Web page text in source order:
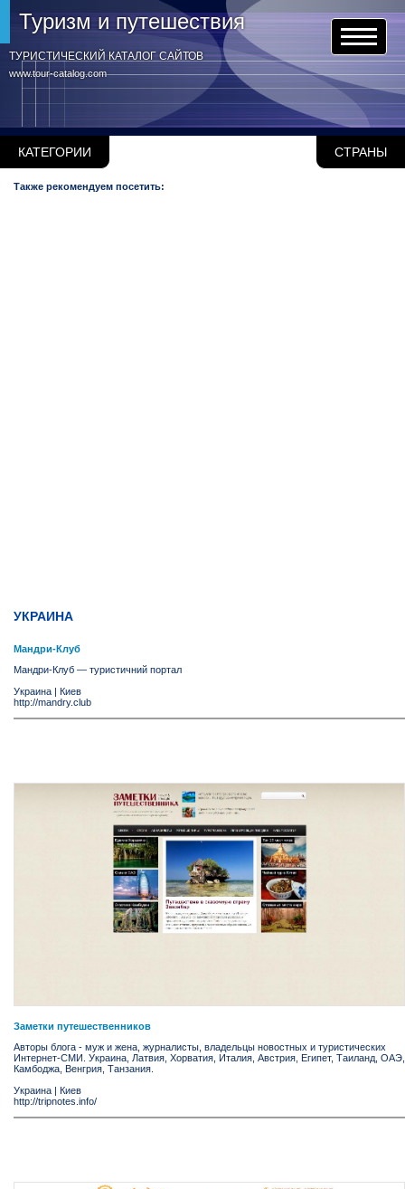
www.tour-catalog.com
Туризм и путешествия
ТУРИСТИЧЕСКИЙ КАТАЛОГ САЙТОВ
КАТЕГОРИИ СТРАНЫ
Также рекомендуем посетить:
УКРАИНА
Мандри-Клуб
Мандри-Клуб — туристичний портал
Украина | Киев
http://mandry.club
Заметки путешественников
Авторы блога - муж и жена, журналисты, владельцы новостных и туристических
Интернет-СМИ. Украина, Латвия, Хорватия, Италия, Австрия, Египет, Таиланд, ОАЭ,
Камбоджа, Венгрия, Танзания.
Украина | Киев
http://tripnotes.info/